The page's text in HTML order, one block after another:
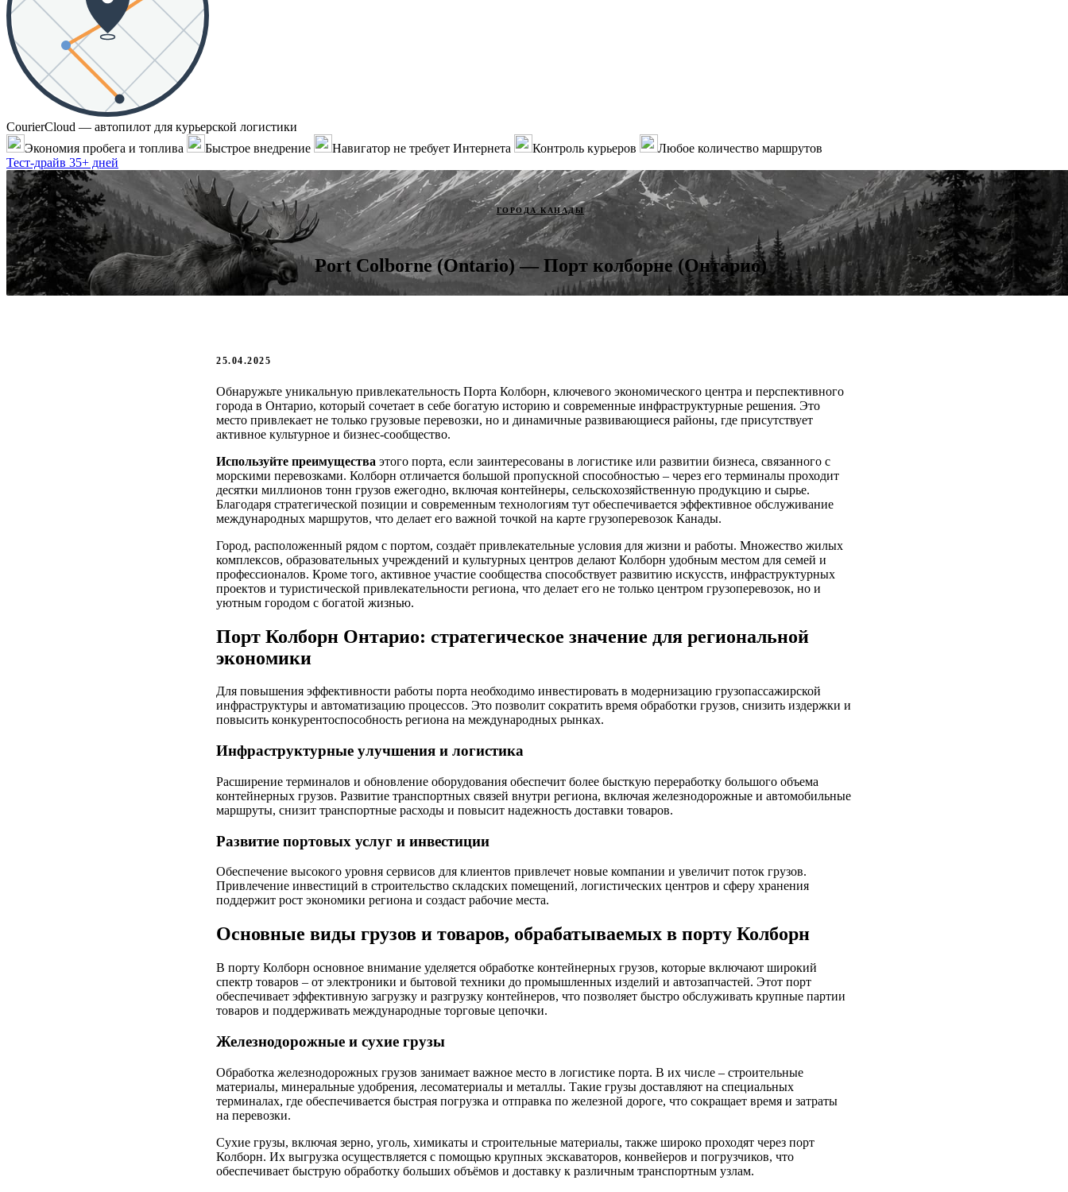
CourierCloud — автопилот для курьерской логистики
Экономия пробега и топлива
Быстрое внедрение Навигатор не требует Интернета Контроль курьеров
Любое количество маршрутов
Тест-драйв 35+ дней
ГОРОДА КАНАДЫ
Port Colborne (Ontario) — Порт колборне (Онтарио)
25.04.2025
Обнаружьте уникальную привлекательность Порта Колборн, ключевого экономического центра и перспективного
города в Онтарио, который сочетает в себе богатую историю и современные инфраструктурные решения. Это
место привлекает не только грузовые перевозки, но и динамичные развивающиеся районы, где присутствует
активное культурное и бизнес-сообщество.
Используйте преимущества этого порта, если заинтересованы в логистике или развитии бизнеса, связанного с
морскими перевозками. Колборн отличается большой пропускной способностью – через его терминалы проходит
десятки миллионов тонн грузов ежегодно, включая контейнеры, сельскохозяйственную продукцию и сырье.
Благодаря стратегической позиции и современным технологиям тут обеспечивается эффективное обслуживание
международных маршрутов, что делает его важной точкой на карте грузоперевозок Канады.
Город, расположенный рядом с портом, создаёт привлекательные условия для жизни и работы. Множество жилых
комплексов, образовательных учреждений и культурных центров делают Колборн удобным местом для семей и
профессионалов. Кроме того, активное участие сообщества способствует развитию искусств, инфраструктурных
проектов и туристической привлекательности региона, что делает его не только центром грузоперевозок, но и
уютным городом с богатой жизнью.
Порт Колборн Онтарио: стратегическое значение для региональной
экономики
Для повышения эффективности работы порта необходимо инвестировать в модернизацию грузопассажирской
инфраструктуры и автоматизацию процессов. Это позволит сократить время обработки грузов, снизить издержки и
повысить конкурентоспособность региона на международных рынках.
Инфраструктурные улучшения и логистика
Расширение терминалов и обновление оборудования обеспечит более бысткую переработку большого объема
контейнерных грузов. Развитие транспортных связей внутри региона, включая железнодорожные и автомобильные
маршруты, снизит транспортные расходы и повысит надежность доставки товаров.
Развитие портовых услуг и инвестиции
Обеспечение высокого уровня сервисов для клиентов привлечет новые компании и увеличит поток грузов.
Привлечение инвестиций в строительство складских помещений, логистических центров и сферу хранения
поддержит рост экономики региона и создаст рабочие места.
Основные виды грузов и товаров, обрабатываемых в порту Колборн
В порту Колборн основное внимание уделяется обработке контейнерных грузов, которые включают широкий
спектр товаров – от электроники и бытовой техники до промышленных изделий и автозапчастей. Этот порт
обеспечивает эффективную загрузку и разгрузку контейнеров, что позволяет быстро обслуживать крупные партии
товаров и поддерживать международные торговые цепочки.
Железнодорожные и сухие грузы
Обработка железнодорожных грузов занимает важное место в логистике порта. В их числе – строительные
материалы, минеральные удобрения, лесоматериалы и металлы. Такие грузы доставляют на специальных
терминалах, где обеспечивается быстрая погрузка и отправка по железной дороге, что сокращает время и затраты
на перевозки.
Сухие грузы, включая зерно, уголь, химикаты и строительные материалы, также широко проходят через порт
Колборн. Их выгрузка осуществляется с помощью крупных экскаваторов, конвейеров и погрузчиков, что
обеспечивает быструю обработку больших объёмов и доставку к различным транспортным узлам.